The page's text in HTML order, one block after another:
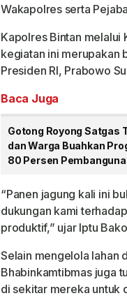
Wakapolres serta
Kapolres Bintan melalui
kegiatan ini merupakan
Presiden RI, Prabowo
Baca Juga
Gotong Royong Satgas
dan Warga Buahkan
80 Persen
“Panen jagung kali ini
dukungan kami
produktif,” ujar Iptu
Selain mengelola lahan
Bhabinkamtibmas juga
di sekitar mereka untuk